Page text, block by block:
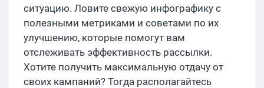
ситуацию. Ловите свежую инфографику с
полезными метриками и советами по их
улучшению, которые помогут вам
отслеживать эффективность рассылки.
Хотите получить максимальную отдачу от
своих кампаний? Тогда располагайтесь